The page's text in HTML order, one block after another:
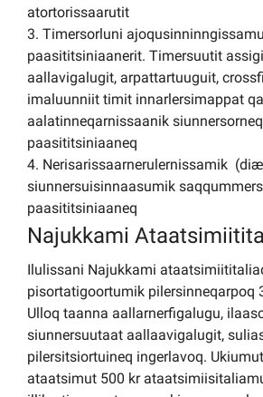
atortorissaarutit
3. Timersorluni
paasititsiniaanerit. Timersuutit
aallavigalugit, arpattartuuguit,
imaluunniit timit innarlersimappat
aalatinneqarnissaanik
paasititsiniaaneq
4. Nerisarissaarnerulernissamik
siunnersuisinnaasumik
paasititsiniaaneq
Najukkami
Ilulissani Najukkami
pisortatigoortumik pilersinneqarpoq
Ulloq taanna aallarnerfigalugu,
siunnersuutaat aallaavigalugit,
pilersitsiortuineq ingerlavoq.
ataatsimut 500 kr